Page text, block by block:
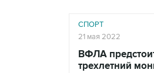
СПОРТ
21 мая 2022
ВФЛА
трехлетний